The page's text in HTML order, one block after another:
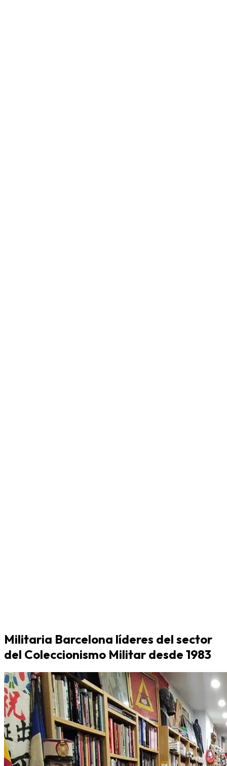
Militaria Barcelona líderes del sector
del Coleccionismo Militar desde 1983